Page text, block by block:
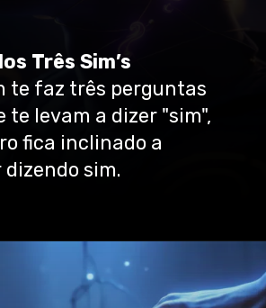
Três Sim’s
te faz três perguntas
te levam a dizer "sim",
fica inclinado a
sim.